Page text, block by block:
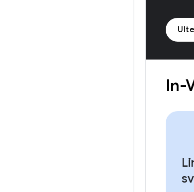
In-